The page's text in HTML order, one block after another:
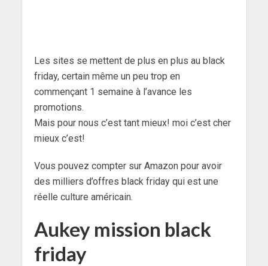
Les sites se mettent de plus en plus au black
friday, certain même un peu trop en
commençant 1 semaine à l’avance les
promotions.
Mais pour nous c’est tant mieux! moi c’est cher
mieux c’est!
Vous pouvez compter sur Amazon pour avoir
des milliers d’offres black friday qui est une
réelle culture américain.
Aukey mission black
friday